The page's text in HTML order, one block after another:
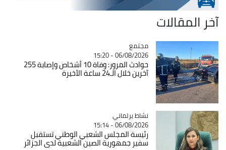
آخر المقالات
Catégorie
مجتمع
06/08/2026 - 15:20
حوادث المرور: وفاة 10 أشخاص وإصابة 255
آخرين خلال الـ24 ساعة الأخيرة
Catégorie
نشاط برلماني
06/08/2026 - 15:14
رئيسة المجلس الشعبي الوطني تستقبل
سفير جمهورية الصين الشعبية لدى الجزائر